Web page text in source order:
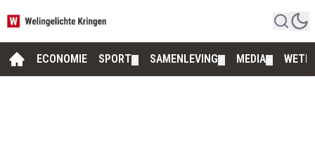
ECONOMIE SPORT SAMENLEVING MEDIA